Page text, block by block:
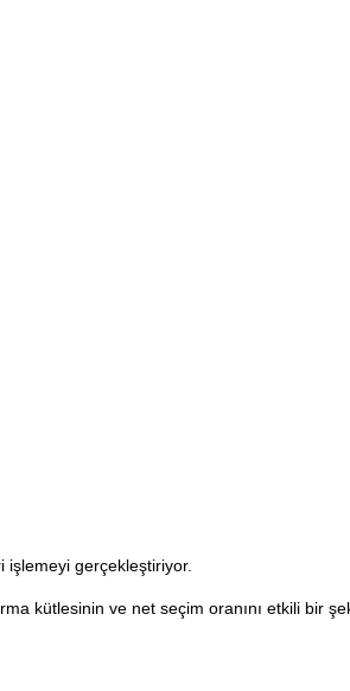
işlemeyi gerçekleştiriyor.
kütlesinin ve net seçim oranını etkili bir